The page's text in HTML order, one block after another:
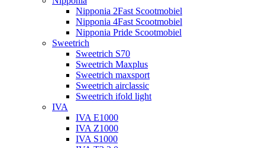
Nipponia 2Fast Scootmobiel
Nipponia 4Fast Scootmobiel
Nipponia Pride Scootmobiel
Sweetrich
Sweetrich S70
Sweetrich Maxplus
Sweetrich maxsport
Sweetrich airclassic
Sweetrich ifold light
IVA
IVA E1000
IVA Z1000
IVA S1000